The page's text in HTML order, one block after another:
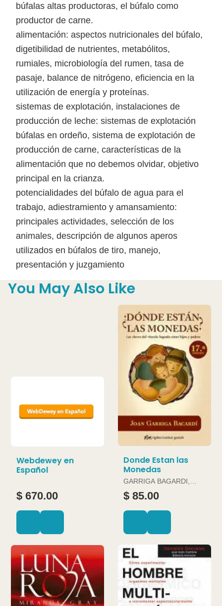
búfalas altas productoras, el búfalo como
productor de carne.
alimentación: aspectos nutricionales del búfalo,
digetibilidad de nutrientes, metabólitos,
rumiales, microbiología del rumen, tasa de
pasaje, balance de nitrógeno, eficiencia en la
utilización de energía y proteínas.
sistemas de explotación, instalaciones de
producción de leche: sistemas de explotación
búfalas en ordeño, sistema de explotación de
producción de carne, características de la
alimentación que no debemos olvidar, objetivo
principal en la crianza.
potencialidades del búfalo de agua para el
trabajo, adiestramiento y amansamiento:
principales actividades, selección de los
animales, descripción de algunos aperos
utilizados en búfalos de tiro, manejo,
presentación y juzgamiento
You May Also Like
Webdewey en
Español
$ 670.00
Donde Estan las
Monedas
GARRIGA BAGARDI,
JOAN
$ 85.00